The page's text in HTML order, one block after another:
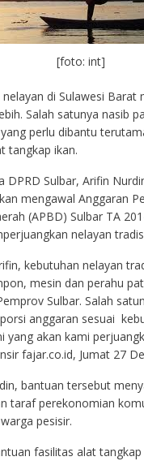
[foto: int]
di Sulawesi Barat
Salah satunya nasib
perlu dibantu
tangkap ikan.
DPRD Sulbar, Arifin
mengawal Anggaran
(APBD) Sulbar TA
nelayan
kebutuhan nelayan
mesin dan perahu
Sulbar. Salah
anggaran sesuai
yang akan kami
fajar.co.id, Jumat 27
bantuan tersebut
taraf perekonomian
pesisir.
fasilitas alat